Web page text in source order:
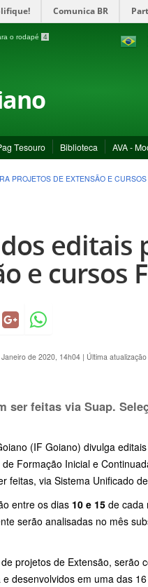
Comunica BR
o rodapé 4
Tesouro Biblioteca AVA -
PROJETOS DE EXTENSÃO E CURSOS
editais
e cursos
de 2020, 14h04 | Última
ser feitas via Suap.
(IF Goiano) divulga
Formação Inicial e
feitas, via Sistema Unificado
entre os dias 10 e 15 de cada
serão analisadas no mês
projetos de Extensão, serão
desenvolvidos em uma das